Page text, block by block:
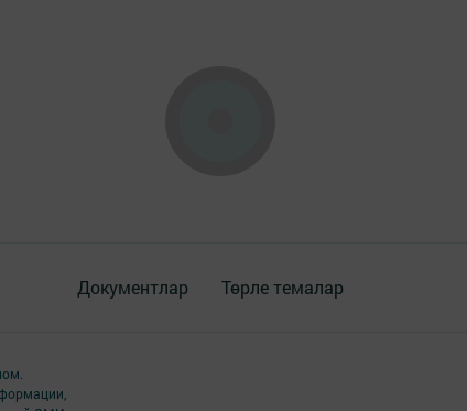
Документлар Төрле темалар